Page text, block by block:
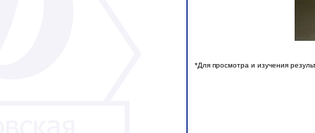
*Для просмотра и изучения